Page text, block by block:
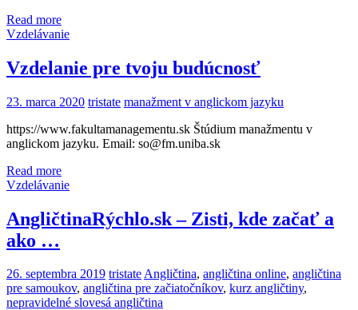
Read more
Vzdelávanie
Vzdelanie pre tvoju budúcnosť
23. marca 2020 tristate manažment v anglickom jazyku
https://www.fakultamanagementu.sk Štúdium manažmentu v
anglickom jazyku. Email: so@fm.uniba.sk
Read more
Vzdelávanie
AngličtinaRýchlo.sk – Zisti, kde začať a
ako …
26. septembra 2019 tristateAngličtina, angličtina online, angličtina
pre samoukov, angličtina pre začiatočníkov, kurz angličtiny,
nepravidelné slovesá angličtina